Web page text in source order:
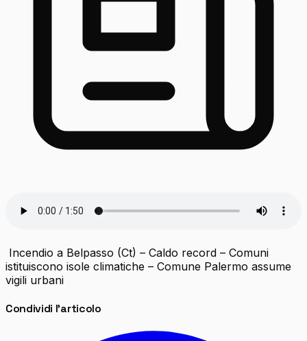
Incendio a Belpasso (Ct) – Caldo record – Comuni
istituiscono isole climatiche – Comune Palermo assume
vigili urbani
Condividi l'articolo